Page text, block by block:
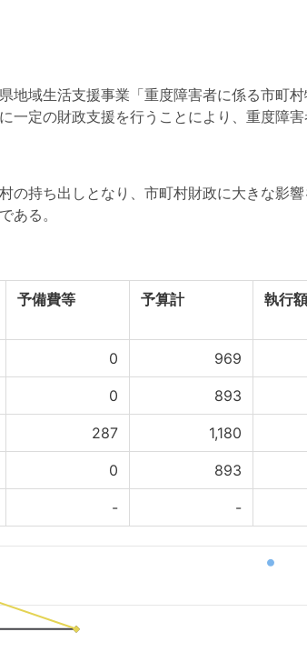
域生活支援事業「重度障害者に係る市町村
一定の財政支援を行うことにより、重度障
の持ち出しとなり、市町村財政に大きな影響
ある。
予備費等 予算計 執行額
0 969
0 893
287 1,180
0 893
- -